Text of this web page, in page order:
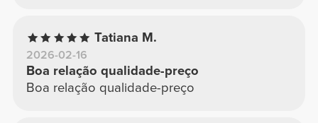
Tatiana M.
2026-02-16
Boa relação qualidade-preço
Boa relação qualidade-preço